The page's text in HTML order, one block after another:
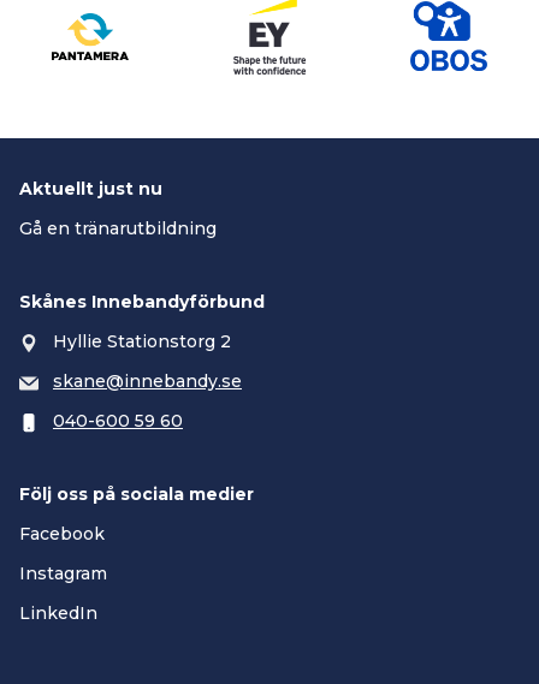
Aktuellt just nu
Gå en tränarutbildning
Skånes Innebandyförbund
Hyllie Stationstorg 2
skane@innebandy.se
040-600 59 60
Följ oss på sociala medier
Facebook
Instagram
LinkedIn